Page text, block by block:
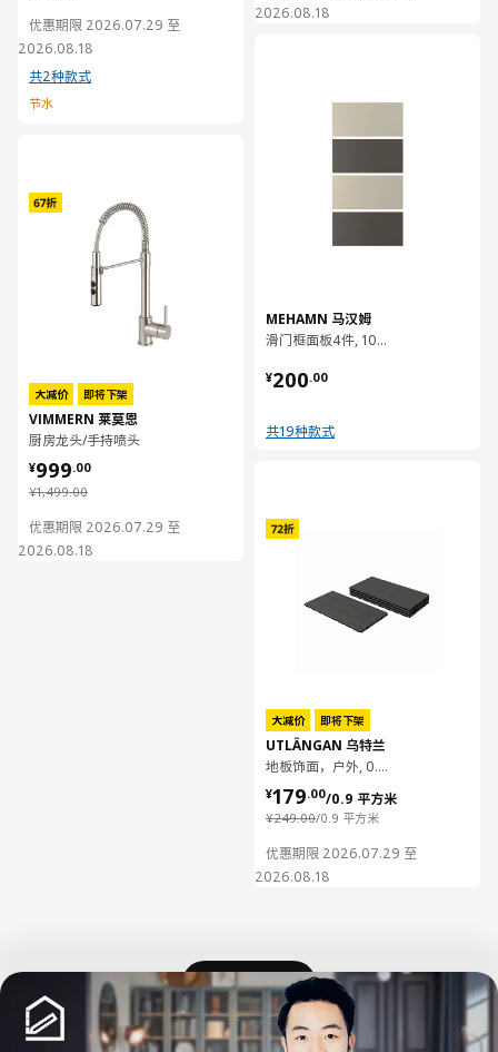
优惠期限 2026.07.29 至
2026.08.18
共2种款式
节水
大减价 即将下架
VIMMERN 莱莫恩
厨房龙头/手持喷头
¥1,499.00
¥ 1499.00
¥999.00
¥ 999.00
优惠期限 2026.07.29 至
2026.08.18
2026.08.18
MEHAMN 马汉姆
滑门框面板4件, 100x201 厘米
¥200.00
¥ 200.00
共19种款式
大减价 即将下架
UTLÄNGAN 乌特兰
地板饰面，户外, 0.90 平方米
¥249.00/0.9 平方米
¥ 249.00/0.9 平方米
¥179.00/0.9 平方米
¥ 179.00/0.9 平方
优惠期限 2026.07.29 至
2026.08.18
加载更多内容